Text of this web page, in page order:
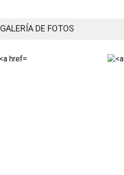
GALERÍA DE FOTOS